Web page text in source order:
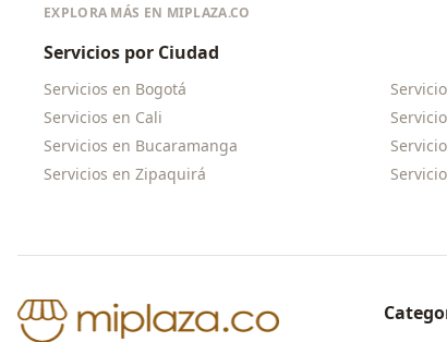
EXPLORA MÁS EN MIPLAZA.CO
Servicios por Ciudad
Servicios en Bogotá
Servicios en Cali
Servicios en Bucaramanga
Servicios en Zipaquirá